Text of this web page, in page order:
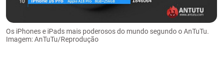
Os iPhones e iPads mais poderosos do mundo segundo o AnTuTu.
Imagem: AnTuTu/Reprodução